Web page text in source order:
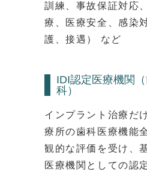
訓練、事故保証対応
療、医療安全、感染
護、接遇） など
IDI認定医療機関
科）
インプラント治療だ
療所の歯科医療機能
観的な評価を受け、
医療機関としての認